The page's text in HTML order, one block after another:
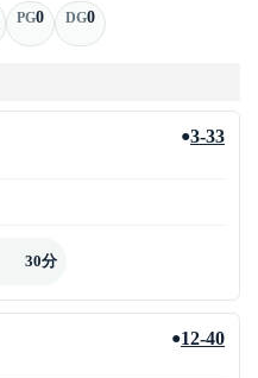
PG0 DG0
●3-33
30分
●12-40